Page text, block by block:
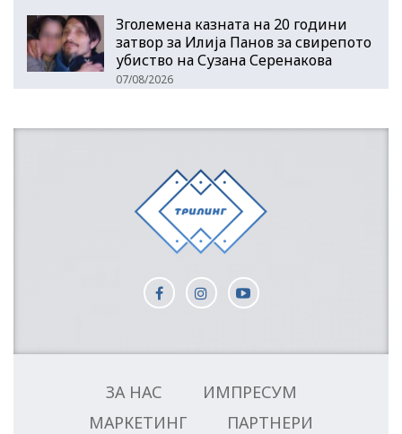
Зголемена казната на 20 години
затвор за Илија Панов за свирепото
убиство на Сузана Серенакова
07/08/2026
ЗА НАС
ИМПРЕСУМ
МАРКЕТИНГ
ПАРТНЕРИ